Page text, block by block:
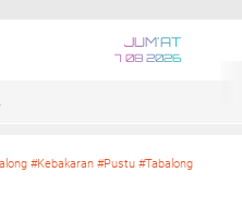
JUM'AT
7 08 2026
#Kebakaran #Pustu #Tabalong